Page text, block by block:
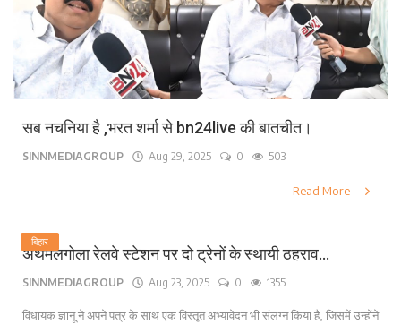
सब नचनिया है ,भरत शर्मा से bn24live की बातचीत।
SINNMEDIAGROUP Aug 29, 2025 0 503
Read More
बिहार
अथमलगोला रेलवे स्टेशन पर दो ट्रेनों के स्थायी ठहराव...
SINNMEDIAGROUP Aug 23, 2025 0 1355
विधायक ज्ञानू ने अपने पत्र के साथ एक विस्तृत अभ्यावेदन भी संलग्न किया है, जिसमें उन्होंने